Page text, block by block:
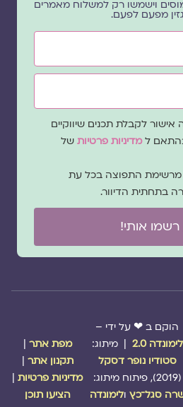
וישמשו רק למשלוח מאמרים
מפעם לפעם.
לקבלת תכנים שיווקיים
ל מדיניות פרטיותשל
התפוצה בכל עת
בתחתית הדיוור.
רשמו אותי!
הוקם ב ❤ על ידי –
לימונדה 2.0
| מיתוג:
סטודיו נופר דסקל
סגל־כץולימונדה
מפת אתר|
תקנון אתר|
מדיניות פרטיות|
הציעו תוכן